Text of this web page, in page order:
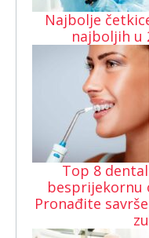
Najbolje
najboljih u
Top 8
besprijekornu
Pronađite